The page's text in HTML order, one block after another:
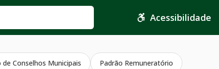
Acessibilidade
de Conselhos Municipais Padrão Remuneratório